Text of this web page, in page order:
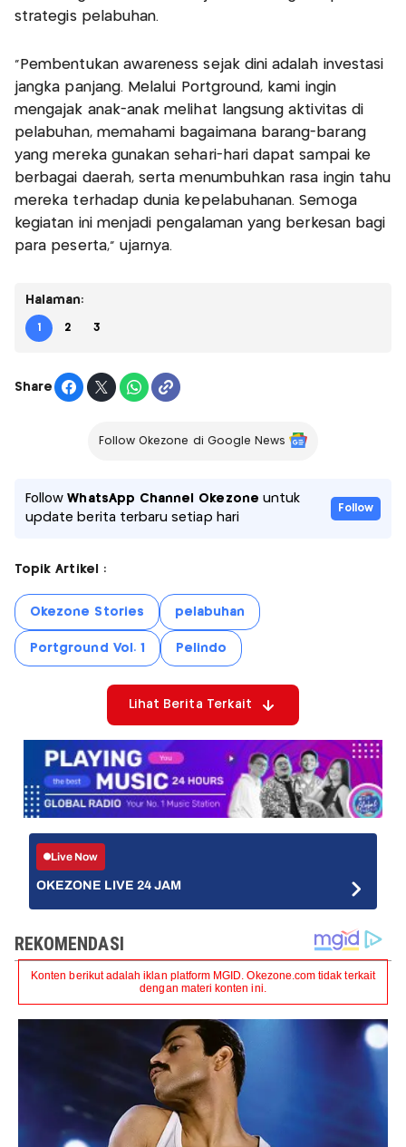
strategis pelabuhan.
“Pembentukan awareness sejak dini adalah investasi
jangka panjang. Melalui Portground, kami ingin
mengajak anak-anak melihat langsung aktivitas di
pelabuhan, memahami bagaimana barang-barang
yang mereka gunakan sehari-hari dapat sampai ke
berbagai daerah, serta menumbuhkan rasa ingin tahu
mereka terhadap dunia kepelabuhanan. Semoga
kegiatan ini menjadi pengalaman yang berkesan bagi
para peserta,” ujarnya.
Halaman:
1 2 3
Share
Follow Okezone di Google News
FollowWhatsApp Channel Okezone untuk
update berita terbaru setiap hari
Follow
Topik Artikel :
Okezone Stories pelabuhan
Portground Vol. 1 Pelindo
Lihat Berita Terkait
Live Now
OKEZONE LIVE 24 JAM